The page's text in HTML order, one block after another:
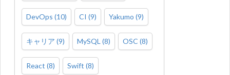
DevOps (10) CI (9) Yakumo (9)
キャリア (9) MySQL (8) OSC (8)
React (8) Swift (8)